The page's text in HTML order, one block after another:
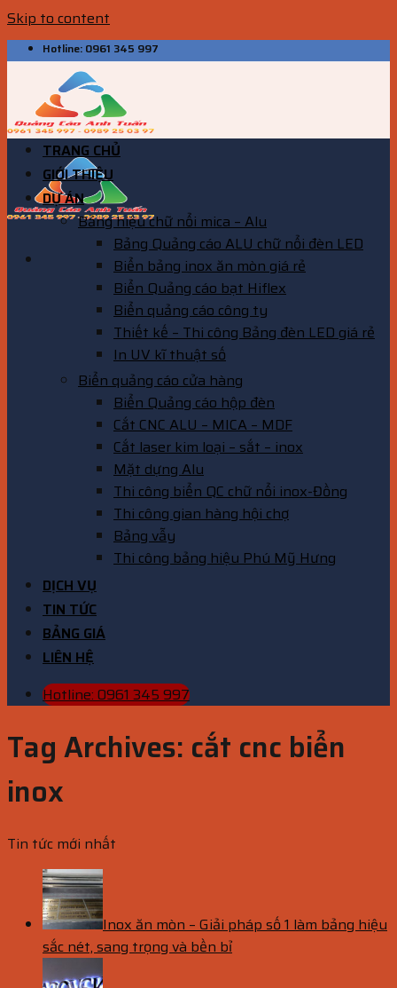
Skip to content
Hotline: 0961 345 997
TRANG CHỦ
GIỚI THIỆU
DỰ ÁN
Bảng hiệu chữ nổi mica – Alu
Bảng Quảng cáo ALU chữ nổi đèn LED
Biển bảng inox ăn mòn giá rẻ
Biển Quảng cáo bạt Hiflex
Biển quảng cáo công ty
Thiết kế – Thi công Bảng đèn LED giá rẻ
In UV kĩ thuật số
Biển quảng cáo cửa hàng
Biển Quảng cáo hộp đèn
Cắt CNC ALU – MICA – MDF
Cắt laser kim loại – sắt – inox
Mặt dựng Alu
Thi công biển QC chữ nổi inox-Đồng
Thi công gian hàng hội chợ
Bảng vẫy
Thi công bảng hiệu Phú Mỹ Hưng
DỊCH VỤ
TIN TỨC
BẢNG GIÁ
LIÊN HỆ
Hotline: 0961 345 997
Tag Archives: cắt cnc biển
inox
Tin tức mới nhất
Inox ăn mòn – Giải pháp số 1 làm bảng hiệu
sắc nét, sang trọng và bền bỉ